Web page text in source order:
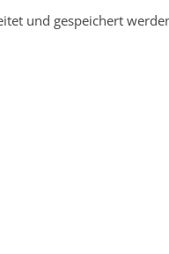
und gespeichert